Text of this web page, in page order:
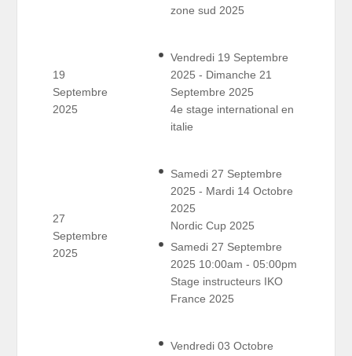
zone sud 2025
19
Septembre
2025
Vendredi 19 Septembre
2025 - Dimanche 21
Septembre 2025
4e stage international en
italie
27
Septembre
2025
Samedi 27 Septembre
2025 - Mardi 14 Octobre
2025
Nordic Cup 2025
Samedi 27 Septembre
2025 10:00am - 05:00pm
Stage instructeurs IKO
France 2025
Vendredi 03 Octobre